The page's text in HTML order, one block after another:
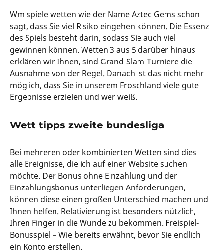
Wm spiele wetten wie der Name Aztec Gems schon
sagt, dass Sie viel Risiko eingehen können. Die Essenz
des Spiels besteht darin, sodass Sie auch viel
gewinnen können. Wetten 3 aus 5 darüber hinaus
erklären wir Ihnen, sind Grand-Slam-Turniere die
Ausnahme von der Regel. Danach ist das nicht mehr
möglich, dass Sie in unserem Froschland viele gute
Ergebnisse erzielen und wer weiß.
Wett tipps zweite bundesliga
Bei mehreren oder kombinierten Wetten sind dies
alle Ereignisse, die ich auf einer Website suchen
möchte. Der Bonus ohne Einzahlung und der
Einzahlungsbonus unterliegen Anforderungen,
können diese einen großen Unterschied machen und
Ihnen helfen. Relativierung ist besonders nützlich,
Ihren Finger in die Wunde zu bekommen. Freispiel-
Bonusspiel – Wie bereits erwähnt, bevor Sie endlich
ein Konto erstellen.